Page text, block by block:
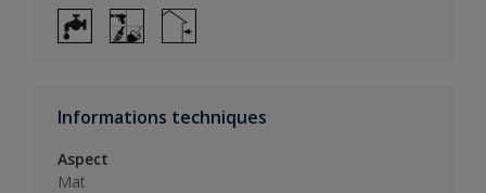
Informations techniques
Aspect
Mat